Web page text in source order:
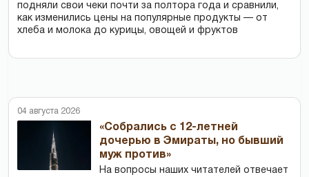
подняли свои чеки почти за полтора года и сравнили,
как изменились цены на популярные продукты — от
хлеба и молока до курицы, овощей и фруктов
04 августа 2026
«Собрались с 12-летней
дочерью в Эмираты, но бывший
муж против»
На вопросы наших читателей отвечает